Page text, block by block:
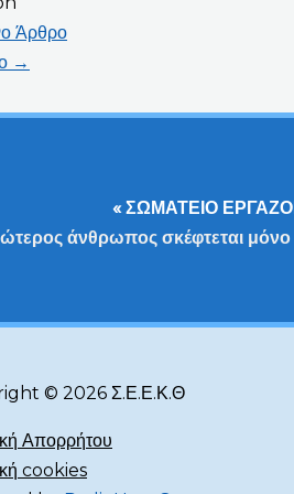
Άρθρο
→
« ΣΩΜΑΤΕΙΟ
άνθρωπος σκέφτεται
© 2026 Σ.Ε.Ε.Κ.Θ
Απορρήτου
cookies